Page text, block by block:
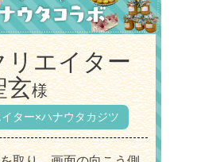
リエイター
玄様
ター×ハナウタカジツ